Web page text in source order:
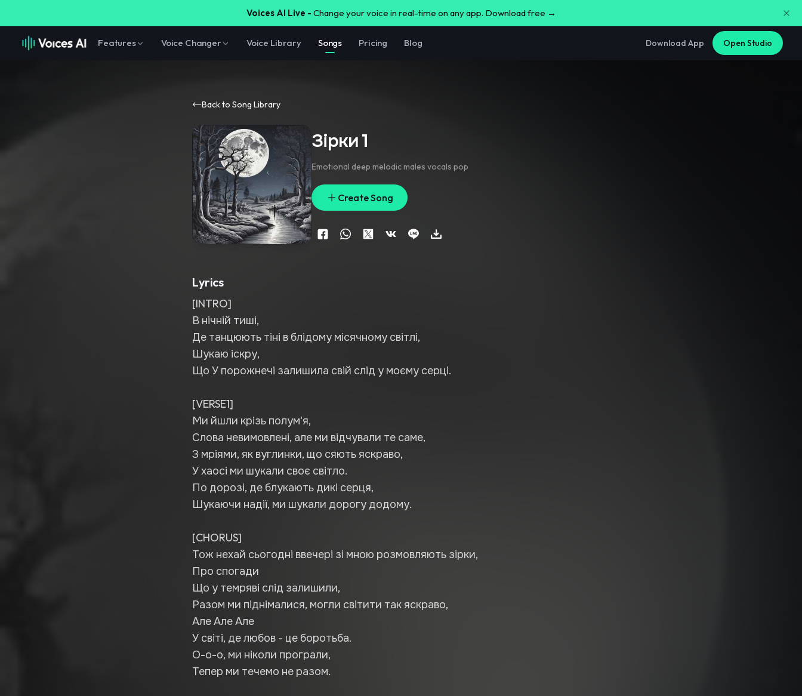
Voices AI Live - Change your voice in real-time on any app. Download free →
Features Voice Changer Voice Library Songs Pricing Blog Download App Open Studio
Back to Song Library
Зірки 1
Emotional deep melodic males vocals pop
Create Song
Lyrics
[INTRO]
В нічній тиші,
Де танцюють тіні в блідому місячному світлі,
Шукаю іскру,
Що У порожнечі залишила свій слід у моєму серці.
[VERSE1]
Ми йшли крізь полум'я,
Слова невимовлені, але ми відчували те саме,
З мріями, як вуглинки, що сяють яскраво,
У хаосі ми шукали своє світло.
По дорозі, де блукають дикі серця,
Шукаючи надії, ми шукали дорогу додому.
[CHORUS]
Тож нехай сьогодні ввечері зі мною розмовляють зірки,
Про спогади
Що у темряві слід залишили,
Разом ми піднімалися, могли світити так яскраво,
Але Але Але
У світі, де любов - це боротьба.
О-о-о, ми ніколи програли,
Тепер ми течемо не разом.